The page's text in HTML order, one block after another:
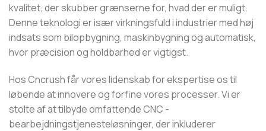
kvalitet, der skubber grænserne for, hvad der er muligt.
Denne teknologi er især virkningsfuld i industrier med høj
indsats som bilopbygning, maskinbygning og automatisk,
hvor præcision og holdbarhed er vigtigst.
Hos Cncrush får vores lidenskab for ekspertise os til
løbende at innovere og forfine vores processer. Vi er
stolte af at tilbyde omfattende CNC -
bearbejdningstjenesteløsninger, der inkluderer